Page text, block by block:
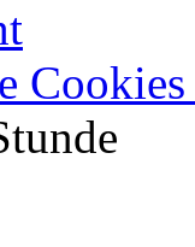
Cookies